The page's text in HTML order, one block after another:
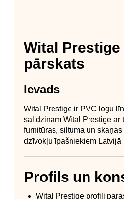
Wital
pārskats
Ievads
Wital Prestige ir PVC logu
salīdzinām Wital Prestige ar
furnitūras, siltuma un
dzīvokļu īpašniekiem Latvijā
Profils un
Wital Prestige profili